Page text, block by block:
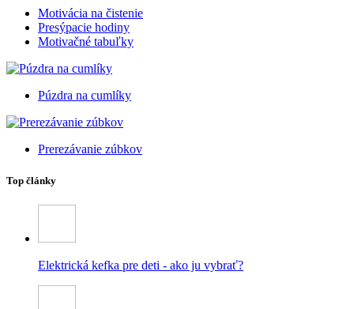
Motivácia na čistenie
Presýpacie hodiny
Motivačné tabuľky
Púzdra na cumlíky
Prerezávanie zúbkov
Top články
Elektrická kefka pre deti - ako ju vybrať?